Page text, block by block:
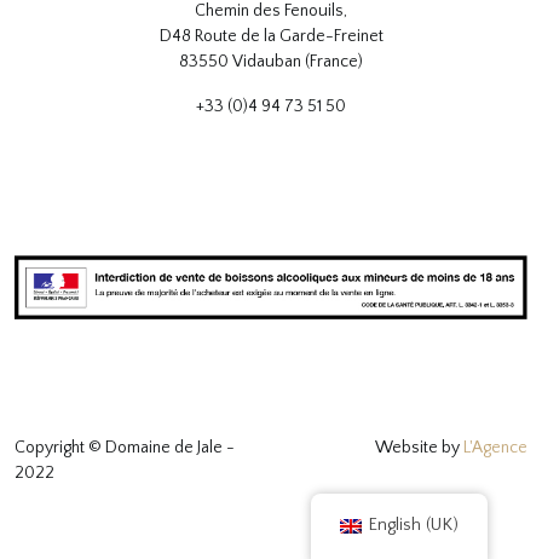
Chemin des Fenouils,
D48 Route de la Garde-Freinet
83550 Vidauban (France)
+33 (0)4 94 73 51 50
Copyright © Domaine de Jale -
2022
Website by L'Agence
English (UK)